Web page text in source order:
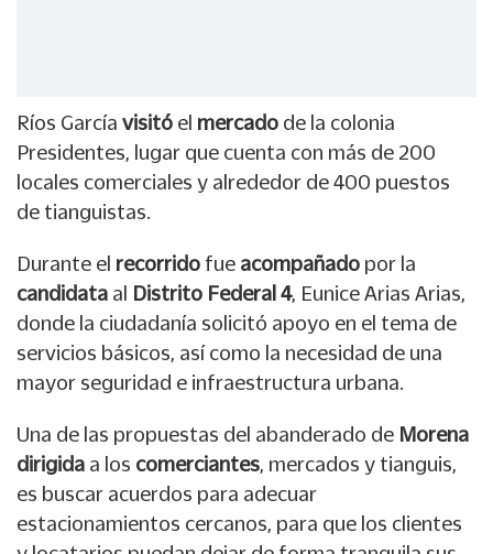
Ríos García visitó el mercado de la colonia
Presidentes, lugar que cuenta con más de 200
locales comerciales y alrededor de 400 puestos
de tianguistas.
Durante el recorrido fue acompañado por la
candidata al Distrito Federal 4, Eunice Arias Arias,
donde la ciudadanía solicitó apoyo en el tema de
servicios básicos, así como la necesidad de una
mayor seguridad e infraestructura urbana.
Una de las propuestas del abanderado de Morena
dirigida a los comerciantes, mercados y tianguis,
es buscar acuerdos para adecuar
estacionamientos cercanos, para que los clientes